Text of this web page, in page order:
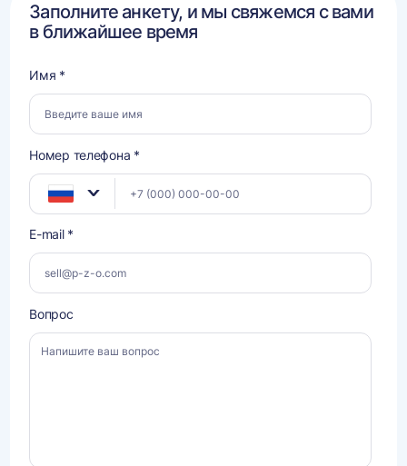
Заполните анкету, и мы свяжемся с вами
в ближайшее время
Имя *
Номер телефона *
E-mail *
Вопрос